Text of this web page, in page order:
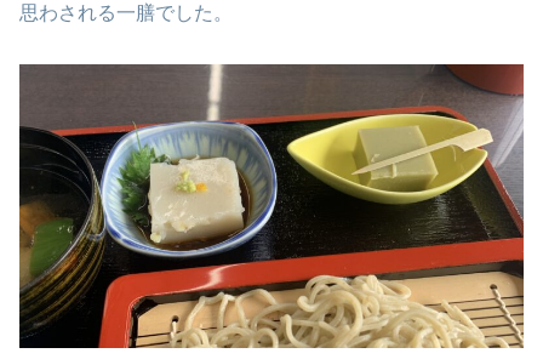
思わされる一膳でした。